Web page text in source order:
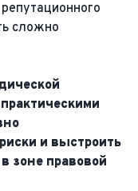
сложно
и выстроить
зоне правовой